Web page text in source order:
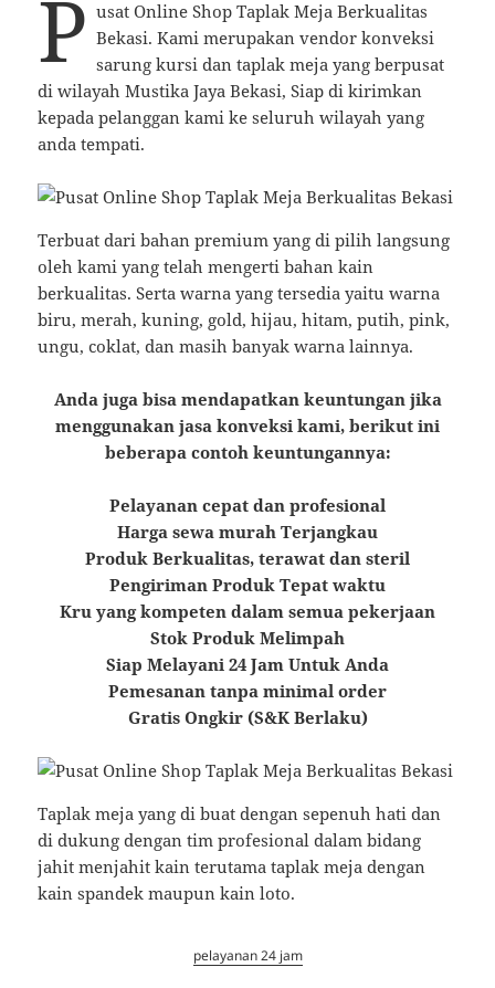
P usat Online Shop Taplak Meja Berkualitas
Bekasi. Kami merupakan vendor konveksi
sarung kursi dan taplak meja yang berpusat
di wilayah Mustika Jaya Bekasi, Siap di kirimkan
kepada pelanggan kami ke seluruh wilayah yang
anda tempati.
Terbuat dari bahan premium yang di pilih langsung
oleh kami yang telah mengerti bahan kain
berkualitas. Serta warna yang tersedia yaitu warna
biru, merah, kuning, gold, hijau, hitam, putih, pink,
ungu, coklat, dan masih banyak warna lainnya.
Anda juga bisa mendapatkan keuntungan jika
menggunakan jasa konveksi kami, berikut ini
beberapa contoh keuntungannya:
Pelayanan cepat dan profesional
Harga sewa murah Terjangkau
Produk Berkualitas, terawat dan steril
Pengiriman Produk Tepat waktu
Kru yang kompeten dalam semua pekerjaan
Stok Produk Melimpah
Siap Melayani 24 Jam Untuk Anda
Pemesanan tanpa minimal order
Gratis Ongkir (S&K Berlaku)
Taplak meja yang di buat dengan sepenuh hati dan
di dukung dengan tim profesional dalam bidang
jahit menjahit kain terutama taplak meja dengan
kain spandek maupun kain loto.
pelayanan 24 jam